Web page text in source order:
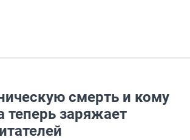
смерть и кому
теперь заряжает